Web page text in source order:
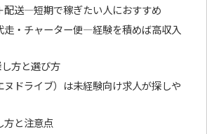
配送—短期で稼ぎたい人におすすめ
走・チャーター便—経験を積めば高収入
方と選び方
ヌドライブ）は未経験向け求人が探しや
方と注意点